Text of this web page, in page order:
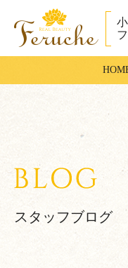
成田市で小顔コ
スタッフブログ